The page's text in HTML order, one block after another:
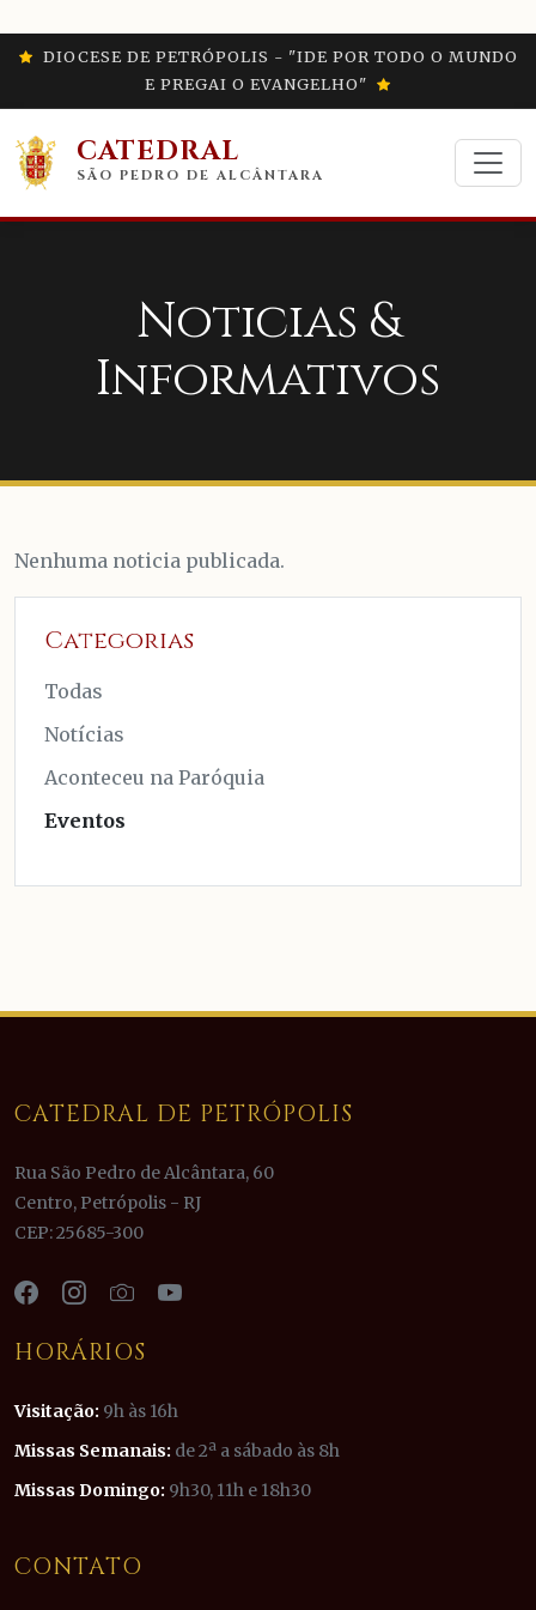
DIOCESE DE PETRÓPOLIS - "IDE POR TODO O MUNDO
E PREGAI O EVANGELHO"
CATEDRAL
SÃO PEDRO DE ALCÂNTARA
Noticias &
Informativos
Nenhuma noticia publicada.
Categorias
Todas
Notícias
Aconteceu na Paróquia
Eventos
CATEDRAL DE PETRÓPOLIS
Rua São Pedro de Alcântara, 60
Centro, Petrópolis - RJ
CEP: 25685-300
HORÁRIOS
Visitação: 9h às 16h
Missas Semanais: de 2ª a sábado às 8h
Missas Domingo: 9h30, 11h e 18h30
CONTATO